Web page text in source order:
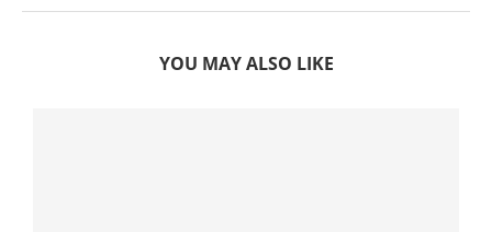
YOU MAY ALSO LIKE